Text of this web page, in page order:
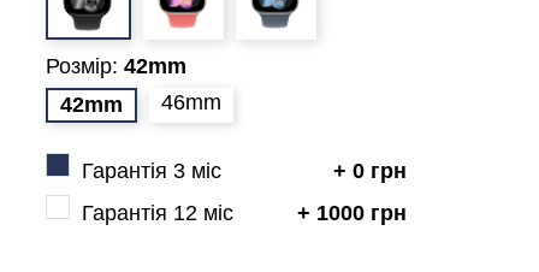
Розмір: 42mm
42mm
46mm
Гарантія 3 міс
+ 0 грн
Гарантія 12 міс
+ 1000 грн